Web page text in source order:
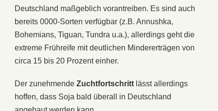
Deutschland maßgeblich vorantreiben. Es sind auch
bereits 0000-Sorten verfügbar (z.B. Annushka,
Bohemians, Tiguan, Tundra u.a.), allerdings geht die
extreme Frühreife mit deutlichen Mindererträgen von
circa 15 bis 20 Prozent einher.
Der zunehmende Zuchtfortschritt lässt allerdings
hoffen, dass Soja bald überall in Deutschland